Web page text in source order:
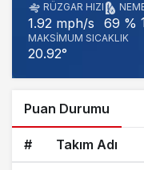
RÜZGAR HIZI
1.92 mph/s
NEM
69 %
MAKSIMUM SICAKLIK
20.92°
Puan Durumu
# Takım Adı